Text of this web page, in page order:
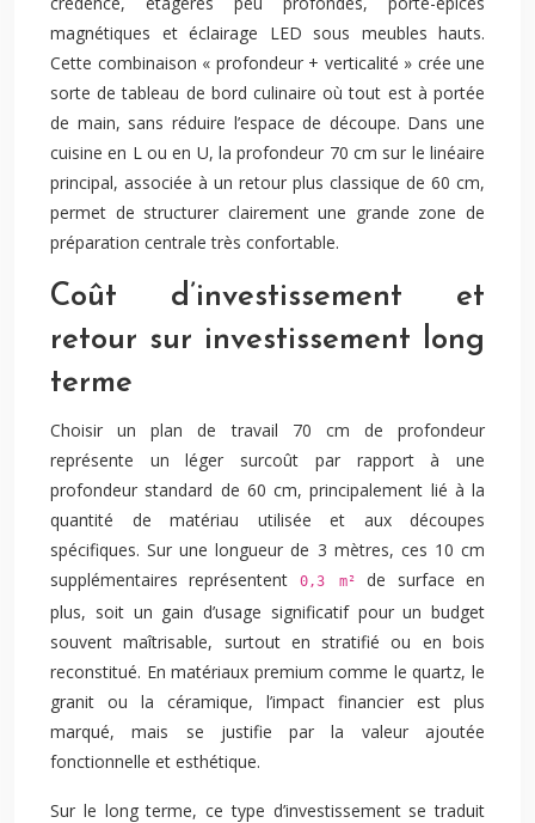
magnétiques et éclairage LED sous meubles hauts.
Cette combinaison « profondeur + verticalité » crée une
sorte de tableau de bord culinaire où tout est à portée
de main, sans réduire l’espace de découpe. Dans une
cuisine en L ou en U, la profondeur 70 cm sur le linéaire
principal, associée à un retour plus classique de 60 cm,
permet de structurer clairement une grande zone de
préparation centrale très confortable.
Coût d’investissement et
retour sur investissement long
terme
Choisir un plan de travail 70 cm de profondeur
représente un léger surcoût par rapport à une
profondeur standard de 60 cm, principalement lié à la
quantité de matériau utilisée et aux découpes
spécifiques. Sur une longueur de 3 mètres, ces 10 cm
supplémentaires représentent
0,3 m²
de surface en
plus, soit un gain d’usage significatif pour un budget
souvent maîtrisable, surtout en stratifié ou en bois
reconstitué. En matériaux premium comme le quartz, le
granit ou la céramique, l’impact financier est plus
marqué, mais se justifie par la valeur ajoutée
fonctionnelle et esthétique.
Sur le long terme, ce type d’investissement se traduit